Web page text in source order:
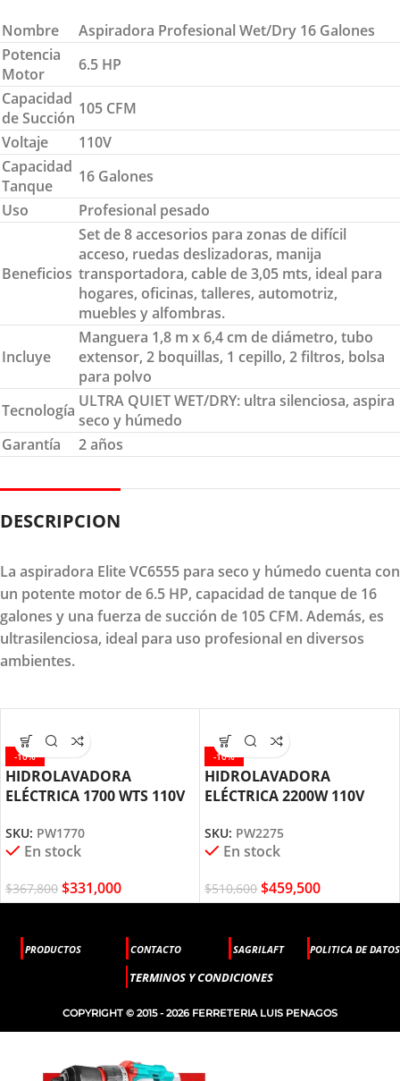
Nombre
Aspiradora Profesional Wet/Dry 16 Galones
Potencia
Motor
6.5 HP
Capacidad
de Succión 105 CFM
Voltaje
110V
Capacidad
Tanque
16 Galones
Uso
Profesional pesado
Beneficios
Set de 8 accesorios para zonas de difícil
acceso, ruedas deslizadoras, manija
transportadora, cable de 3,05 mts, ideal para
hogares, oficinas, talleres, automotriz,
muebles y alfombras.
Incluye
Manguera 1,8 m x 6,4 cm de diámetro, tubo
extensor, 2 boquillas, 1 cepillo, 2 filtros, bolsa
para polvo
Tecnología ULTRA QUIET WET/DRY: ultra silenciosa, aspira
seco y húmedo
Garantía
2 años
DESCRIPCION
La aspiradora Elite VC6555 para seco y húmedo cuenta con
un potente motor de 6.5 HP, capacidad de tanque de 16
galones y una fuerza de succión de 105 CFM. Además, es
ultrasilenciosa, ideal para uso profesional en diversos
ambientes.
-10%
HIDROLAVADORA
ELÉCTRICA 1700 WTS 110V
SKU: PW1770
En stock
$367,800 $331,000
-10%
HIDROLAVADORA
ELÉCTRICA 2200W 110V
SKU: PW2275
En stock
$510,600 $459,500
PRODUCTOS CONTACTO SAGRILAFT POLITICA DE DATOS
TERMINOS Y CONDICIONES
COPYRIGHT © 2015 - 2026 FERRETERIA LUIS PENAGOS